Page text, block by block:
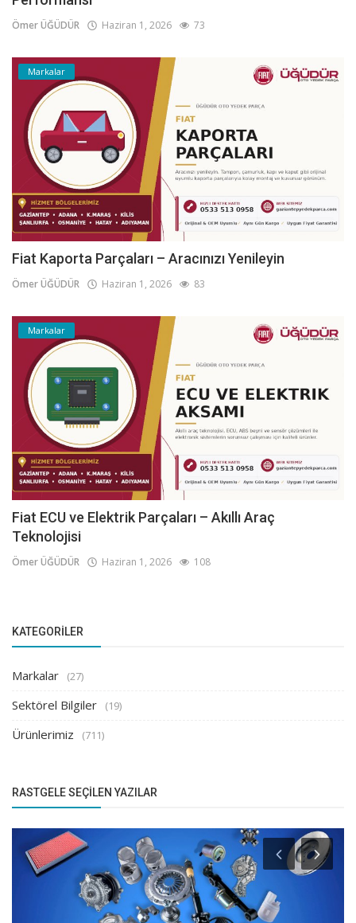
Ömer ÜĞÜDÜR Haziran 1, 2026 73
Markalar
Fiat Kaporta Parçaları – Aracınızı Yenileyin
Ömer ÜĞÜDÜR Haziran 1, 2026 83
Markalar
Fiat ECU ve Elektrik Parçaları – Akıllı Araç
Teknolojisi
Ömer ÜĞÜDÜR Haziran 1, 2026 108
KATEGORILER
Markalar (27)
Sektörel Bilgiler (19)
Ürünlerimiz (711)
RASTGELE SEÇILEN YAZILAR